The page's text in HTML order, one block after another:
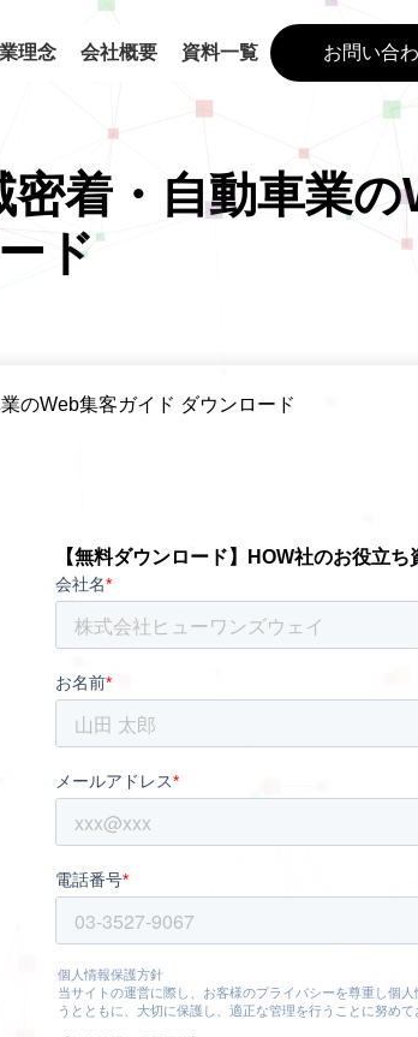
理念 会社概要 資料一覧 お問い合
着・自動車業
ド
のWeb集客ガイド ダウンロード
【無料ダウンロード】HOW社のお役立ち